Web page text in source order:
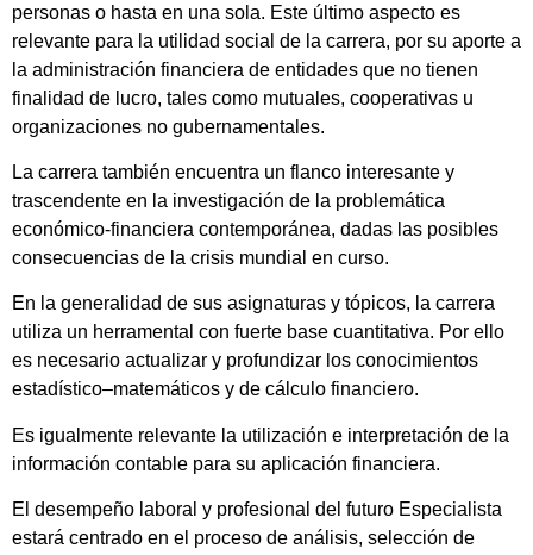
personas o hasta en una sola. Este último aspecto es
relevante para la utilidad social de la carrera, por su aporte a
la administración financiera de entidades que no tienen
finalidad de lucro, tales como mutuales, cooperativas u
organizaciones no gubernamentales.
La carrera también encuentra un flanco interesante y
trascendente en la investigación de la problemática
económico-financiera contemporánea, dadas las posibles
consecuencias de la crisis mundial en curso.
En la generalidad de sus asignaturas y tópicos, la carrera
utiliza un herramental con fuerte base cuantitativa. Por ello
es necesario actualizar y profundizar los conocimientos
estadístico–matemáticos y de cálculo financiero.
Es igualmente relevante la utilización e interpretación de la
información contable para su aplicación financiera.
El desempeño laboral y profesional del futuro Especialista
estará centrado en el proceso de análisis, selección de